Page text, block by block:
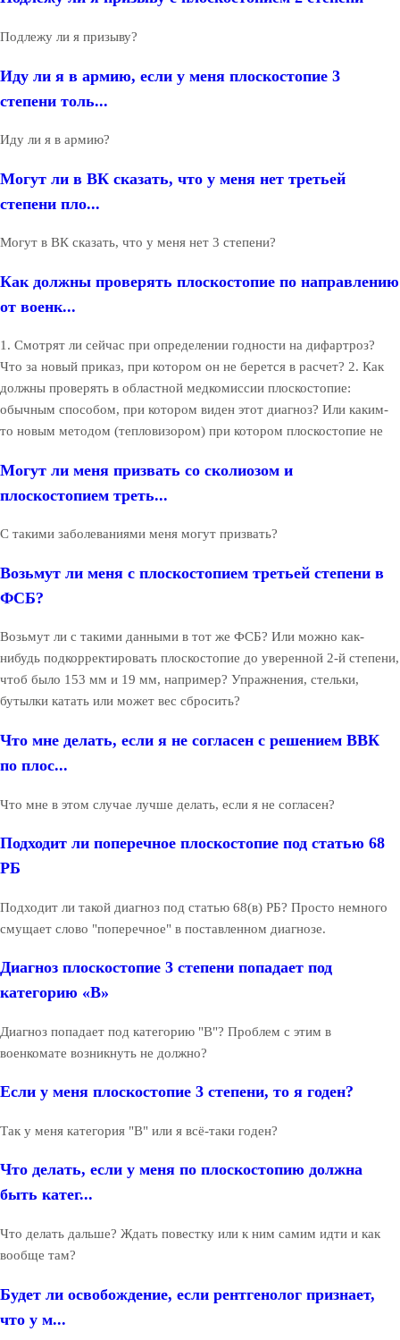
Подлежу ли я призыву?
Иду ли я в армию, если у меня плоскостопие 3
степени толь...
Иду ли я в армию?
Могут ли в ВК сказать, что у меня нет третьей
степени пло...
Могут в ВК сказать, что у меня нет 3 степени?
Как должны проверять плоскостопие по направлению
от военк...
1. Смотрят ли сейчас при определении годности на дифартроз?
Что за новый приказ, при котором он не берется в расчет? 2. Как
должны проверять в областной медкомиссии плоскостопие:
обычным способом, при котором виден этот диагноз? Или каким-
то новым методом (тепловизором) при котором плоскостопие не
Могут ли меня призвать со сколиозом и
плоскостопием треть...
С такими заболеваниями меня могут призвать?
Возьмут ли меня с плоскостопием третьей степени в
ФСБ?
Возьмут ли с такими данными в тот же ФСБ? Или можно как-
нибудь подкорректировать плоскостопие до уверенной 2-й степени,
чтоб было 153 мм и 19 мм, например? Упражнения, стельки,
бутылки катать или может вес сбросить?
Что мне делать, если я не согласен с решением ВВК
по плос...
Что мне в этом случае лучше делать, если я не согласен?
Подходит ли поперечное плоскостопие под статью 68
РБ
Подходит ли такой диагноз под статью 68(в) РБ? Просто немного
смущает слово "поперечное" в поставленном диагнозе.
Диагноз плоскостопие 3 степени попадает под
категорию «В»
Диагноз попадает под категорию "В"? Проблем с этим в
военкомате возникнуть не должно?
Если у меня плоскостопие 3 степени, то я годен?
Так у меня категория "В" или я всё-таки годен?
Что делать, если у меня по плоскостопию должна
быть катег...
Что делать дальше? Ждать повестку или к ним самим идти и как
вообще там?
Будет ли освобождение, если рентгенолог признает,
что у м...